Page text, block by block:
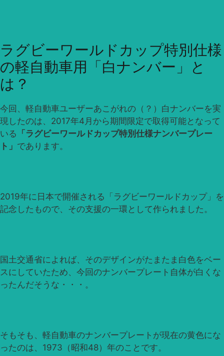
ラグビーワールドカップ特別仕様
の軽自動車用「白ナンバー」と
は？
今回、軽自動車ユーザーあこがれの（？）白ナンバーを実
現したのは、2017年4月から期間限定で取得可能となって
いる 「ラグビーワールドカップ特別仕様ナンバープレー
ト」 であります。
2019年に日本で開催される「ラグビーワールドカップ」を
記念したもので、その支援の一環として作られました。
国土交通省によれば、そのデザインがたまたま白色をベー
スにしていたため、今回のナンバープレート自体が白くな
ったんだそうな・・・。
そもそも、軽自動車のナンバープレートが現在の黄色にな
ったのは、1973（昭和48）年のことです。